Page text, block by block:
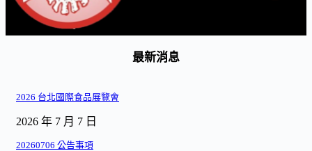
最新消息
2026 台北國際食品展覽會
2026 年 7 月 7 日
20260706 公告事項